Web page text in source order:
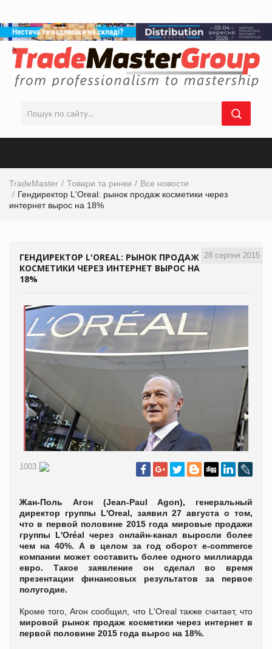
TradeMaster Товари та ринки
Все новости
Гендиректор L'Oreal: рынок продаж косметики через
интернет вырос на 18%
28 серпня 2015
ГЕНДИРЕКТОР L'OREAL: РЫНОК ПРОДАЖ
КОСМЕТИКИ ЧЕРЕЗ ИНТЕРНЕТ ВЫРОС НА
18%
1003
Жан-Поль Агон (Jean-Paul Agon), генеральный
директор группы L'Oreal, заявил 27 августа о том,
что в первой половине 2015 года мировые продажи
группы L'Oréal через онлайн-канал выросли более
чем на 40%. А в целом за год оборот e-commerce
компании может составить более одного миллиарда
евро. Такое заявление он сделал во время
презентации финансовых результатов за первое
полугодие.
Кроме того, Агон сообщил, что L'Oreal также считает, что
мировой рынок продаж косметики через интернет в
первой половине 2015 года вырос на 18%.